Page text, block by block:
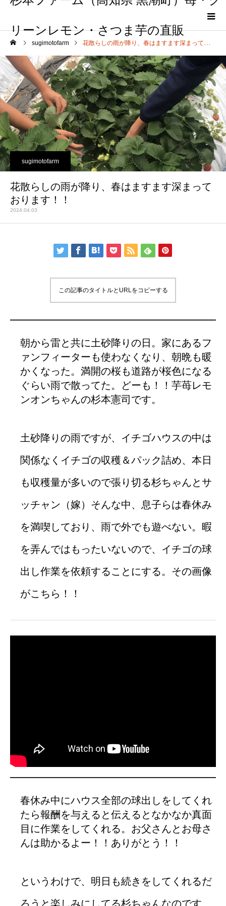
リーンレモン・さつま芋の直販
sugimotofarm 花散らしの雨が降り、春はますます深まっております！！
sugimotofarm
花散らしの雨が降り、春はますます深まって
おります！！
2024.04.03
この記事のタイトルとURLをコピーする
朝から雷と共に土砂降りの日。家にあるフ
ァンフィーターも使わなくなり、朝晩も暖
かくなった。満開の桜も道路が桜色になる
ぐらい雨で散ってた。どーも！！芋苺レモ
ンオンちゃんの杉本憲司です。
土砂降りの雨ですが、イチゴハウスの中は
関係なくイチゴの収穫＆パック詰め、本日
も収穫量が多いので張り切る杉ちゃんとサ
ッチャン（嫁）そんな中、息子らは春休み
を満喫しており、雨で外でも遊べない。暇
を弄んではもったいないので、イチゴの球
出し作業を依頼することにする。その画像
がこちら！！
春休み中にハウス全部の球出しをしてくれ
たら報酬を与えると伝えるとなかなか真面
目に作業をしてくれる。お父さんとお母さ
んは助かるよー！！ありがとう！！
というわけで、明日も続きをしてくれるだ
ろうと楽しみにしてる杉ちゃんなのです